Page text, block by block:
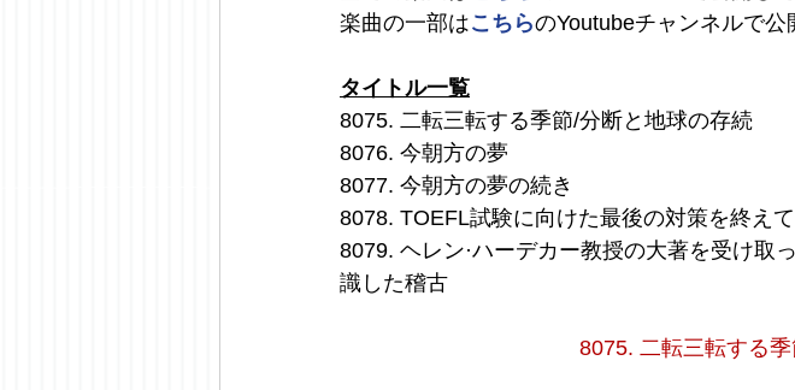
楽曲の一部はこちらのYoutubeチャンネルで公
タイトル一覧
8075. 二転三転する季節/分断と地球の存続
8076. 今朝方の夢
8077. 今朝方の夢の続き
8078. TOEFL試験に向けた最後の対策を終えて
8079. ヘレン·ハーデカー教授の大著を受け取
識した稽古
8075. 二転三転する